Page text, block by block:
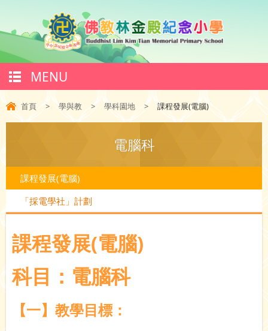
MENU
首頁 > 學與教 > 學科園地 > 課程發展(電腦)
電腦科
課程發展(電腦)
「採電學社」計劃
課程發展(電腦)
科目：電腦科
【一】教學目標：